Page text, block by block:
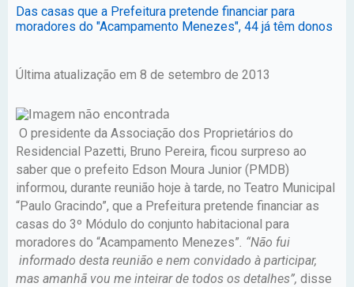
Das casas que a Prefeitura pretende financiar para
moradores do "Acampamento Menezes", 44 já têm donos
Última atualização em 8 de setembro de 2013
O presidente da Associação dos Proprietários do
Residencial Pazetti, Bruno Pereira, ficou surpreso ao
saber que o prefeito Edson Moura Junior (PMDB)
informou, durante reunião hoje à tarde, no Teatro Municipal
“Paulo Gracindo”, que a Prefeitura pretende financiar as
casas do 3º Módulo do conjunto habitacional para
moradores do “Acampamento Menezes” . “Não fui
informado desta reunião e nem convidado à participar,
mas amanhã vou me inteirar de todos os detalhes”, disse